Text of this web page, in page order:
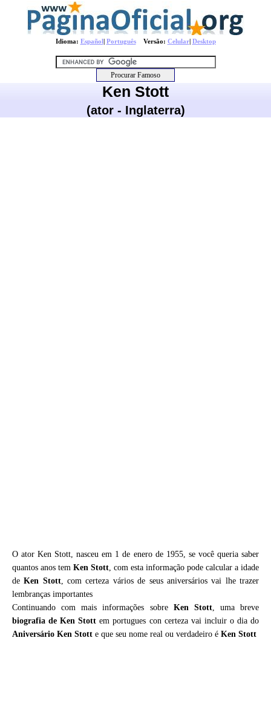
Idioma: Español| PortuguêsVersão: Celular| Desktop
Ken Stott
(ator - Inglaterra)
O ator Ken Stott, nasceu em 1 de enero de 1955, se você queria saber
quantos anos tem Ken Stott, com esta informação pode calcular a idade
deKen Stott, com certeza vários de seus aniversários vai lhe trazer
lembranças importantes
Continuando com mais informações sobre Ken Stott, uma breve
biografia deKen Stott em portugues con certeza vai incluir o dia do
Aniversário Ken Stott e que seu nome real ou verdadeiro é Ken Stott